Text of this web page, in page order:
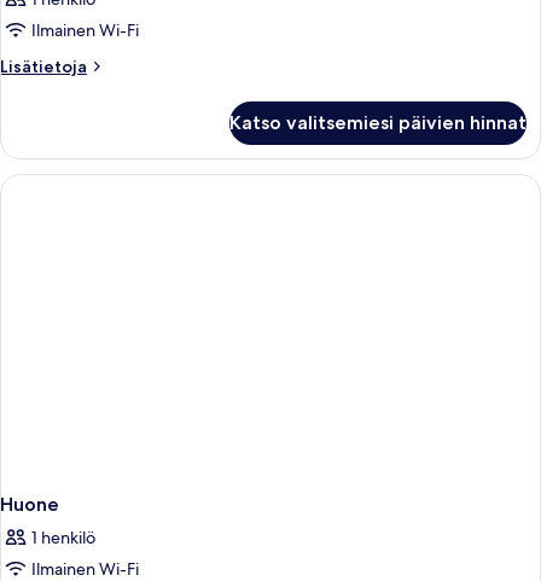
Ilmainen Wi-Fi
Lisätietoja
Lisätietoja
Katso valitsemiesi päivien hinnat
Huone
1 henkilö
Ilmainen Wi-Fi